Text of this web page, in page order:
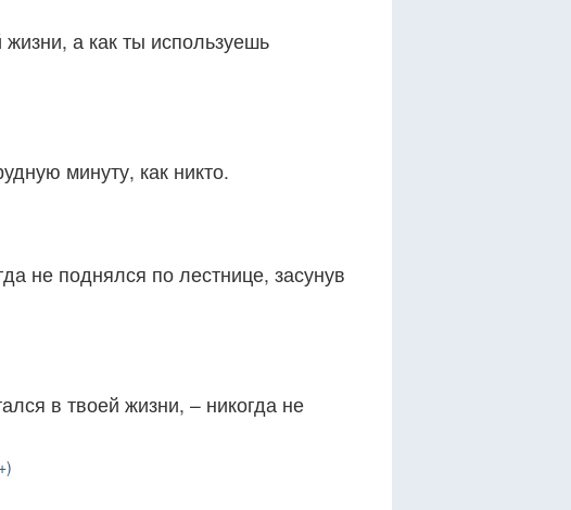
а как ты используешь
минуту, как никто.
не поднялся по лестнице, засунув
в твоей жизни, – никогда не